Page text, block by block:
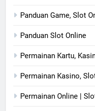
Panduan Game, Slot
Panduan Slot Online
Permainan Kartu,
Permainan Kasino,
Permainan Online |